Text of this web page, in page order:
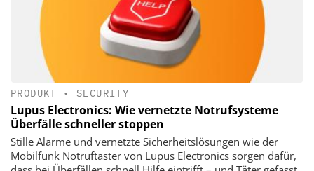
PRODUKT • SECURITY
Lupus Electronics: Wie vernetzte Notrufsysteme
Überfälle schneller stoppen
Stille Alarme und vernetzte Sicherheitslösungen wie der
Mobilfunk Notruftaster von Lupus Electronics sorgen dafür,